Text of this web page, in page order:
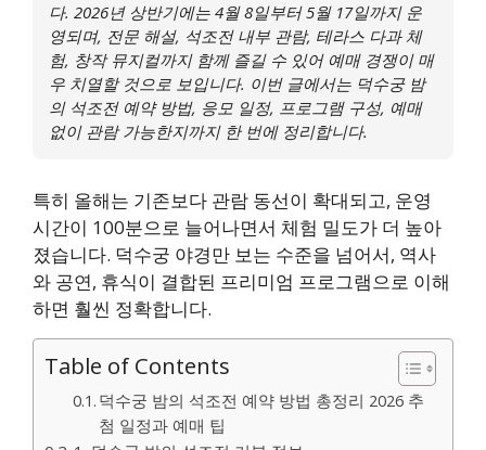
다. 2026년 상반기에는 4월 8일부터 5월 17일까지 운
영되며, 전문 해설, 석조전 내부 관람, 테라스 다과 체
험, 창작 뮤지컬까지 함께 즐길 수 있어 예매 경쟁이 매
우 치열할 것으로 보입니다. 이번 글에서는 덕수궁 밤
의 석조전 예약 방법, 응모 일정, 프로그램 구성, 예매
없이 관람 가능한지까지 한 번에 정리합니다.
특히 올해는 기존보다 관람 동선이 확대되고, 운영
시간이 100분으로 늘어나면서 체험 밀도가 더 높아
졌습니다. 덕수궁 야경만 보는 수준을 넘어서, 역사
와 공연, 휴식이 결합된 프리미엄 프로그램으로 이해
하면 훨씬 정확합니다.
Table of Contents
덕수궁 밤의 석조전 예약 방법 총정리 2026 추
첨 일정과 예매 팁